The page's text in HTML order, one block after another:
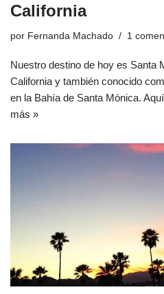
California
por Fernanda Machado 1
Nuestro destino de hoy es Santa
California y también conocido
en la Bahía de Santa Mónica.
más »